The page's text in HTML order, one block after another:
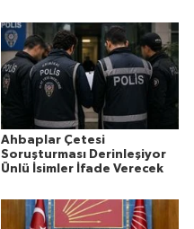
Ahbaplar Çetesi
Soruşturması Derinleşiyor
Ünlü İsimler İfade Verecek